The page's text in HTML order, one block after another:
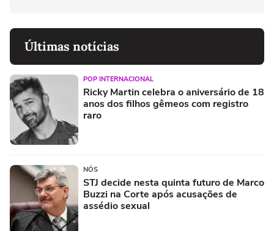
Últimas notícias
POP INTERNACIONAL
Ricky Martin celebra o aniversário de 18
anos dos filhos gêmeos com registro
raro
NÓS
STJ decide nesta quinta futuro de Marco
Buzzi na Corte após acusações de
assédio sexual